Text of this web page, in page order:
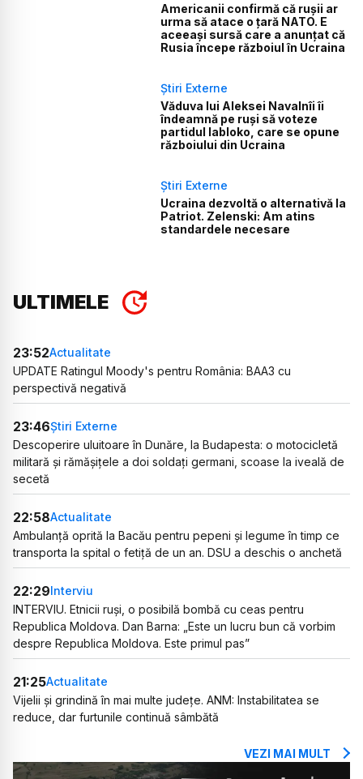
Americanii confirmă că rușii ar
urma să atace o țară NATO. E
aceeași sursă care a anunțat că
Rusia începe războiul în Ucraina
Știri Externe
Văduva lui Aleksei Navalnîi îi
îndeamnă pe ruși să voteze
partidul Iabloko, care se opune
războiului din Ucraina
Știri Externe
Ucraina dezvoltă o alternativă la
Patriot. Zelenski: Am atins
standardele necesare
ULTIMELE
23:52Actualitate
UPDATE Ratingul Moody's pentru România: BAA3 cu
perspectivă negativă
23:46Știri Externe
Descoperire uluitoare în Dunăre, la Budapesta: o motocicletă
militară și rămășițele a doi soldați germani, scoase la iveală de
secetă
22:58Actualitate
Ambulanță oprită la Bacău pentru pepeni și legume în timp ce
transporta la spital o fetiță de un an. DSU a deschis o anchetă
22:29Interviu
INTERVIU. Etnicii ruși, o posibilă bombă cu ceas pentru
Republica Moldova. Dan Barna: „Este un lucru bun că vorbim
despre Republica Moldova. Este primul pas”
21:25Actualitate
Vijelii și grindină în mai multe județe. ANM: Instabilitatea se
reduce, dar furtunile continuă sâmbătă
VEZI MAI MULT